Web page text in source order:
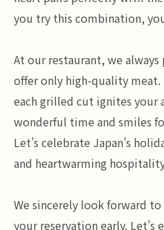
you try this combination,
At our restaurant, we
offer only high-quality
each grilled cut ignites your
wonderful time and smiles
Let’s celebrate Japan’s
and heartwarming
We sincerely look forward
your reservation early. Let’s